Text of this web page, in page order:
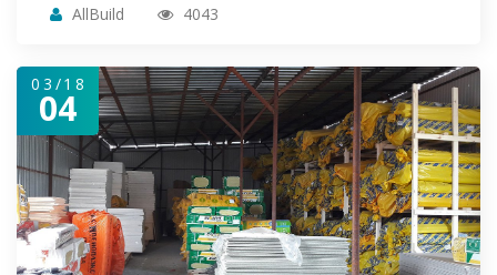
AllBuild 4043
03/18
04